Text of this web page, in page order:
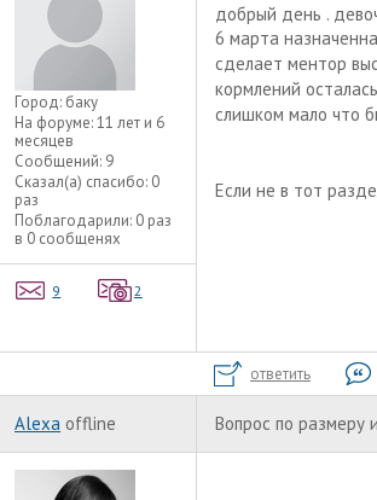
Город: баку
На форуме:11 лет и 6
месяцев
Сообщений: 9
Сказал(а) спасибо: 0
раз
Поблагодарили: 0 раз
в 0 сообщенях
9 2
добрый день .
6 марта
сделает ментор
кормлений
слишком мало что
Если не в тот
ответить
Alexa offline Вопрос по размеру